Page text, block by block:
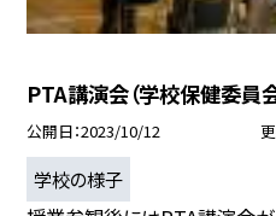
PTA講演会（学校保健委員
公開日 2023/10/12
学校の様子